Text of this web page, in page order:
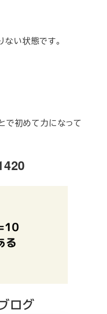
い状態です。
とで初めて力になって
ログ